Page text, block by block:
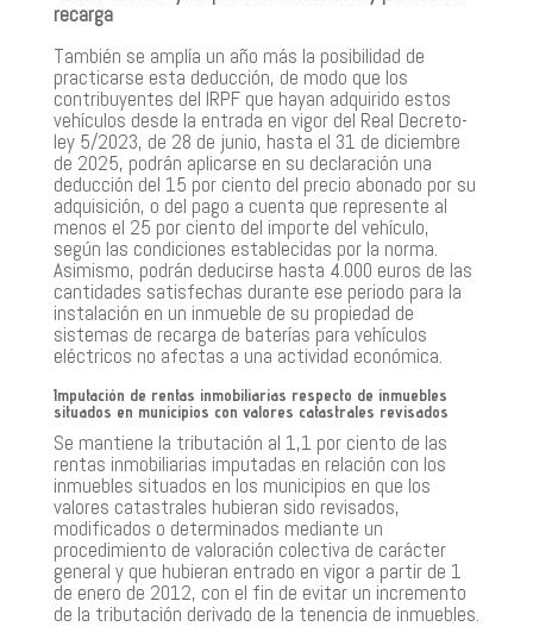
recarga
También se amplía un año más la posibilidad de
practicarse esta deducción, de modo que los
contribuyentes del IRPF que hayan adquirido estos
vehículos desde la entrada en vigor del Real Decreto-
ley 5/2023, de 28 de junio, hasta el 31 de diciembre
de 2025, podrán aplicarse en su declaración una
deducción del 15 por ciento del precio abonado por su
adquisición, o del pago a cuenta que represente al
menos el 25 por ciento del importe del vehículo,
según las condiciones establecidas por la norma.
Asimismo, podrán deducirse hasta 4.000 euros de las
cantidades satisfechas durante ese periodo para la
instalación en un inmueble de su propiedad de
sistemas de recarga de baterías para vehículos
eléctricos no afectas a una actividad económica.
Imputación de rentas inmobiliarias respecto de inmuebles
situados en municipios con valores catastrales revisados
Se mantiene la tributación al 1,1 por ciento de las
rentas inmobiliarias imputadas en relación con los
inmuebles situados en los municipios en que los
valores catastrales hubieran sido revisados,
modificados o determinados mediante un
procedimiento de valoración colectiva de carácter
general y que hubieran entrado en vigor a partir de 1
de enero de 2012, con el fin de evitar un incremento
de la tributación derivado de la tenencia de inmuebles.